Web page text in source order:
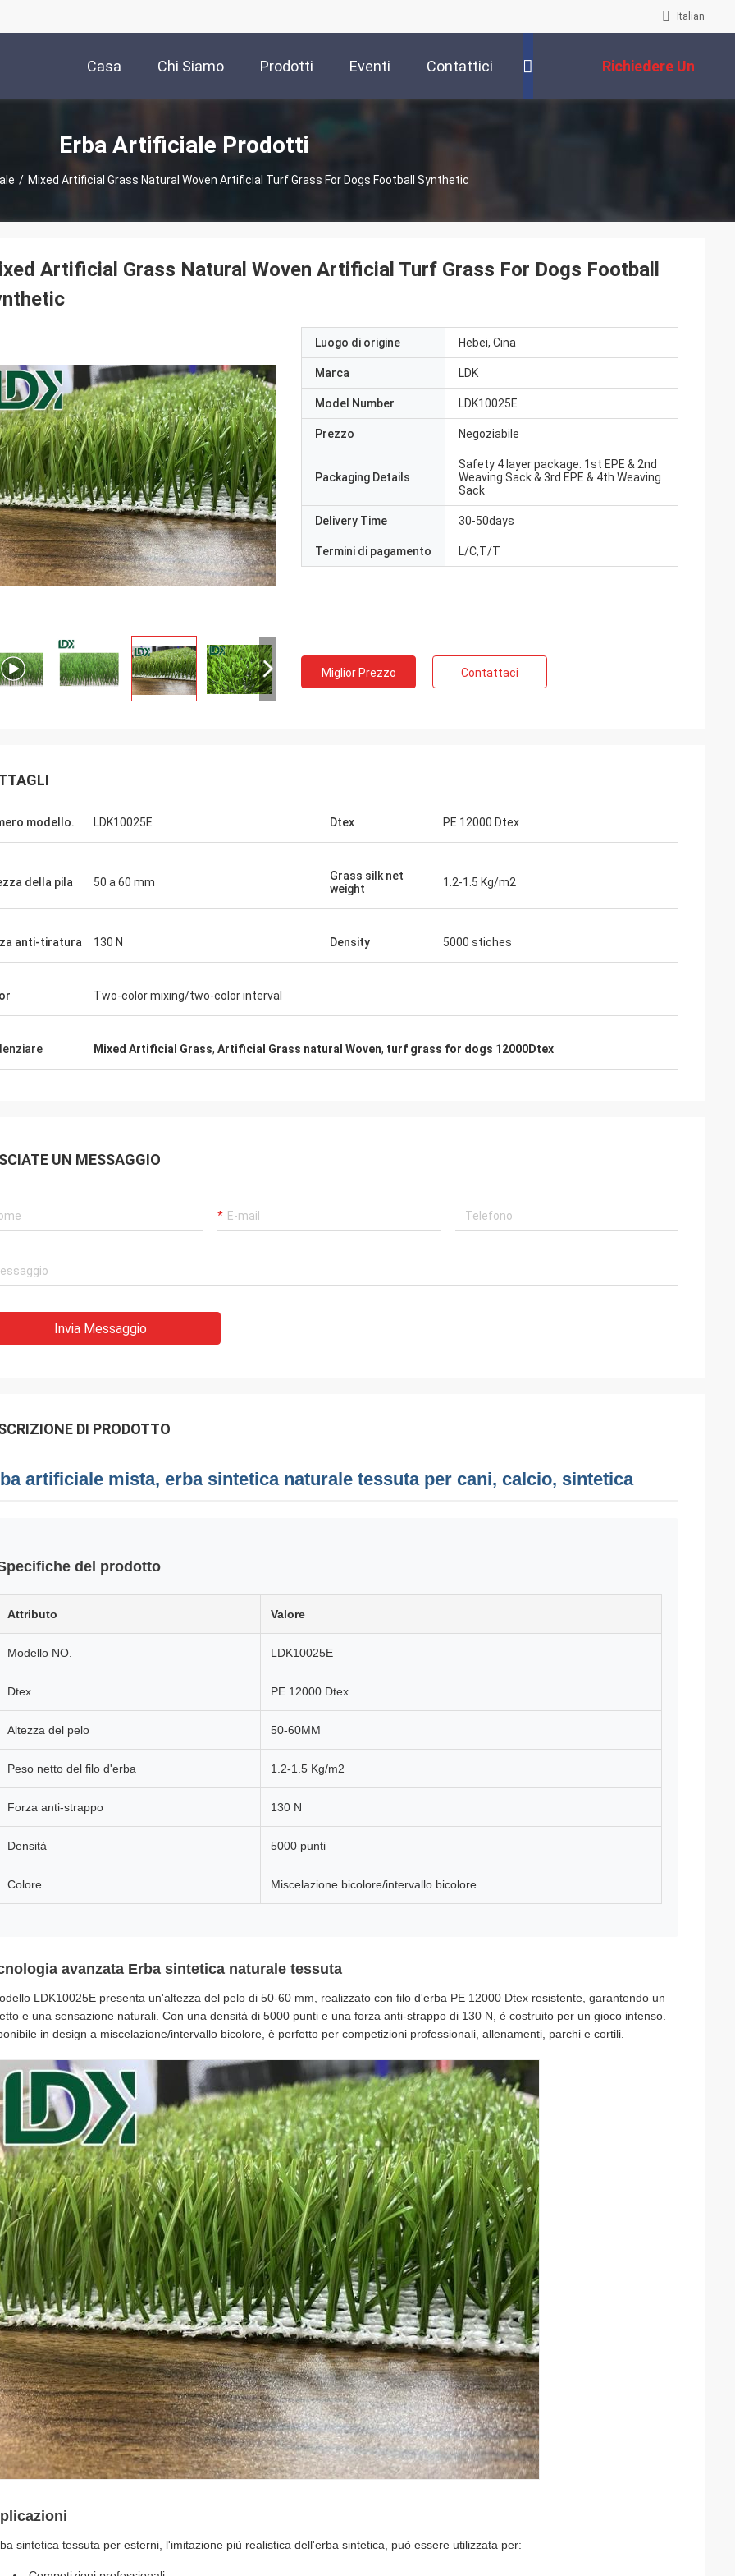
Italian
Casa Chi Siamo Prodotti Eventi Contattici Richiedere Un
Preventivo
Erba Artificiale Prodotti
/ Mixed Artificial Grass Natural Woven Artificial Turf Grass For Dogs Football Synthetic
Artificial Grass Natural Woven Artificial Turf Grass For Dogs Football
Luogo di origine Hebei, Cina
Marca LDK
Model Number LDK10025E
Prezzo Negoziabile
Packaging Details
Safety 4 layer package: 1st EPE & 2nd
Weaving Sack & 3rd EPE & 4th Weaving
Sack
Delivery Time 30-50days
Termini di pagamento L/C,T/T
Miglior Prezzo Contattaci
modello. LDK10025E Dtex PE 12000 Dtex
della pila 50 a 60 mm
Grass silk net
weight
1.2-1.5 Kg/m2
anti-tiratura 130 N Density 5000 stiches
Two-color mixing/two-color interval
Mixed Artificial Grass, Artificial Grass natural Woven, turf grass for dogs 12000Dtex
UN MESSAGGIO
Invia Messaggio
DI PRODOTTO
artificiale mista, erba sintetica naturale tessuta per cani, calcio, sintetica
del prodotto
Attributo Valore
Modello NO. LDK10025E
Dtex PE 12000 Dtex
Altezza del pelo 50-60MM
Peso netto del filo d'erba 1.2-1.5 Kg/m2
Forza anti-strappo 130 N
Densità 5000 punti
Colore Miscelazione bicolore/intervallo bicolore
avanzata Erba sintetica naturale tessuta
LDK10025E presenta un'altezza del pelo di 50-60 mm, realizzato con filo d'erba PE 12000 Dtex resistente, garantendo un
e una sensazione naturali. Con una densità di 5000 punti e una forza anti-strappo di 130 N, è costruito per un gioco intenso.
in design a miscelazione/intervallo bicolore, è perfetto per competizioni professionali, allenamenti, parchi e cortili.
sintetica tessuta per esterni, l'imitazione più realistica dell'erba sintetica, può essere utilizzata per: